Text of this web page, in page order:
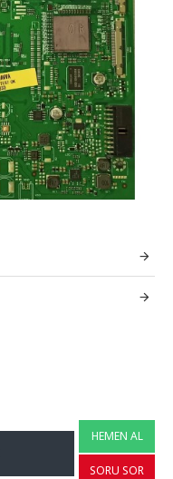
HEMEN AL
SORU SOR